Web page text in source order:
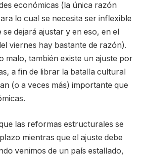
económicas (la única razón
lo cual se necesita ser inflexible
dejará ajustar y en eso, en el
viernes hay bastante de razón).
malo, también existe un ajuste por
a fin de librar la batalla cultural
(o a veces más) importante que
las reformas estructurales se
mientras que el ajuste debe
venimos de un país estallado,